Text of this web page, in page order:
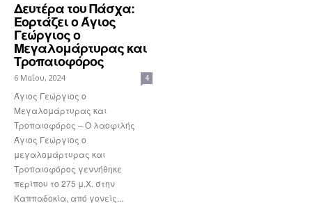
Δευτέρα του Πάσχα:
Εορτάζει ο Άγιος
Γεώργιος ο
Μεγαλομάρτυρας και
Τροπαιοφόρος
6 Μαΐου, 2024 4
Άγιος Γεώργιος ο
Μεγαλομάρτυρας και
Τροπαιοφόρος – Ο λαοφιλής
Άγιος Γεώργιος ο
μεγαλομάρτυρας και
Τροπαιοφόρος γεννήθηκε
περίπου το 275 μ.Χ. στην
Καππαδοκία, από γονείς...